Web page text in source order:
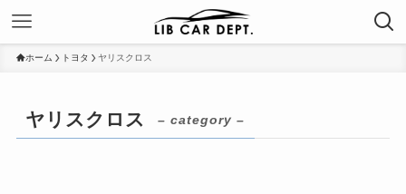
ホーム トヨタ ヤリスクロス
ヤリスクロス – category –